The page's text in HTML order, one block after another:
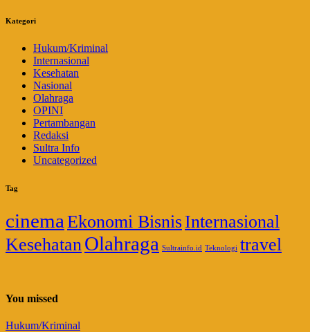
Kategori
Hukum/Kriminal
Internasional
Kesehatan
Nasional
Olahraga
OPINI
Pertambangan
Redaksi
Sultra Info
Uncategorized
Tag
cinema Ekonomi BisnisInternasional
KesehatanOlahraga Sultrainfo.id Teknologi travel
You missed
Hukum/Kriminal